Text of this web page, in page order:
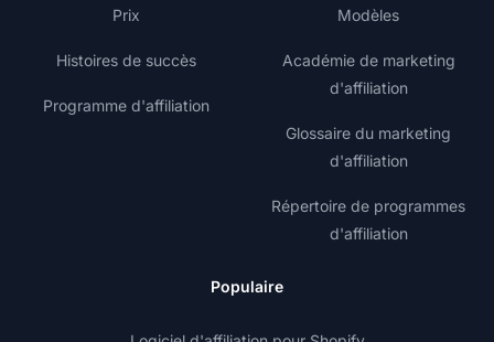
Prix
Histoires de succès
Programme d'affiliation
Modèles
Académie de marketing
d'affiliation
Glossaire du marketing
d'affiliation
Répertoire de programmes
d'affiliation
Populaire